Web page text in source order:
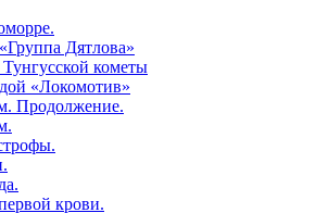
Дятлова»
кометы
«Локомотив»
Продолжение.
крови.